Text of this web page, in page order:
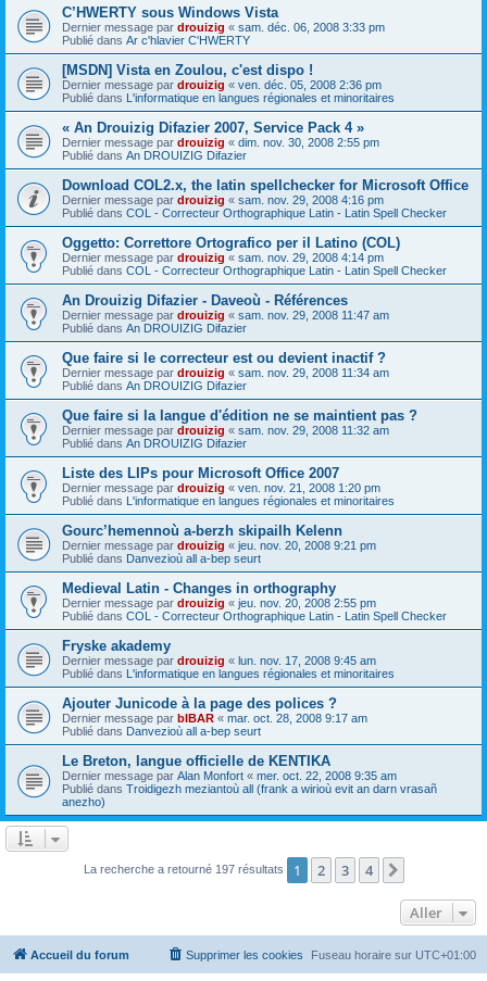
C’HWERTY sous Windows Vista
Dernier message par drouizig « sam. déc. 06, 2008 3:33 pm
Publié dans Ar c'hlavier C'HWERTY
[MSDN] Vista en Zoulou, c'est dispo !
Dernier message par drouizig « ven. déc. 05, 2008 2:36 pm
Publié dans L'informatique en langues régionales et minoritaires
« An Drouizig Difazier 2007, Service Pack 4 »
Dernier message par drouizig « dim. nov. 30, 2008 2:55 pm
Publié dans An DROUIZIG Difazier
Download COL2.x, the latin spellchecker for Microsoft Office
Dernier message par drouizig « sam. nov. 29, 2008 4:16 pm
Publié dans COL - Correcteur Orthographique Latin - Latin Spell Checker
Oggetto: Correttore Ortografico per il Latino (COL)
Dernier message par drouizig « sam. nov. 29, 2008 4:14 pm
Publié dans COL - Correcteur Orthographique Latin - Latin Spell Checker
An Drouizig Difazier - Daveoù - Références
Dernier message par drouizig « sam. nov. 29, 2008 11:47 am
Publié dans An DROUIZIG Difazier
Que faire si le correcteur est ou devient inactif ?
Dernier message par drouizig « sam. nov. 29, 2008 11:34 am
Publié dans An DROUIZIG Difazier
Que faire si la langue d'édition ne se maintient pas ?
Dernier message par drouizig « sam. nov. 29, 2008 11:32 am
Publié dans An DROUIZIG Difazier
Liste des LIPs pour Microsoft Office 2007
Dernier message par drouizig « ven. nov. 21, 2008 1:20 pm
Publié dans L'informatique en langues régionales et minoritaires
Gourc’hemennoù a-berzh skipailh Kelenn
Dernier message par drouizig « jeu. nov. 20, 2008 9:21 pm
Publié dans Danvezioù all a-bep seurt
Medieval Latin - Changes in orthography
Dernier message par drouizig « jeu. nov. 20, 2008 2:55 pm
Publié dans COL - Correcteur Orthographique Latin - Latin Spell Checker
Fryske akademy
Dernier message par drouizig « lun. nov. 17, 2008 9:45 am
Publié dans L'informatique en langues régionales et minoritaires
Ajouter Junicode à la page des polices ?
Dernier message par bIBAR « mar. oct. 28, 2008 9:17 am
Publié dans Danvezioù all a-bep seurt
Le Breton, langue officielle de KENTIKA
Dernier message par Alan Monfort « mer. oct. 22, 2008 9:35 am
Publié dans Troidigezh meziantoù all (frank a wirioù evit an darn vrasañ
anezho)
La recherche a retourné 197 résultats 1 2 3 4
Aller
Accueil du forum Fuseau horaire sur UTC+01:00
Supprimer les cookies